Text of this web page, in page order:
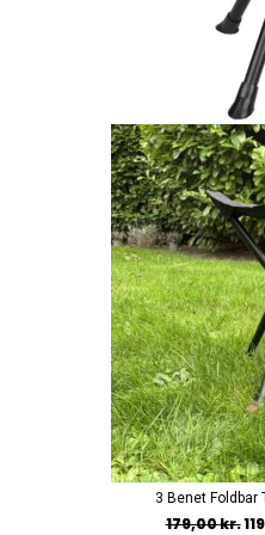
3 Benet Foldbar
179,00kr.